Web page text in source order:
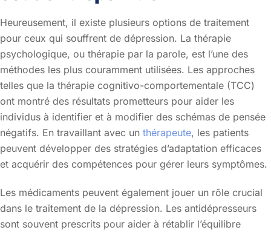
Heureusement, il existe plusieurs options de traitement
pour ceux qui souffrent de dépression. La thérapie
psychologique, ou thérapie par la parole, est l’une des
méthodes les plus couramment utilisées. Les approches
telles que la thérapie cognitivo-comportementale (TCC)
ont montré des résultats prometteurs pour aider les
individus à identifier et à modifier des schémas de pensée
négatifs. En travaillant avec un thérapeute, les patients
peuvent développer des stratégies d’adaptation efficaces
et acquérir des compétences pour gérer leurs symptômes.
Les médicaments peuvent également jouer un rôle crucial
dans le traitement de la dépression. Les antidépresseurs
sont souvent prescrits pour aider à rétablir l’équilibre